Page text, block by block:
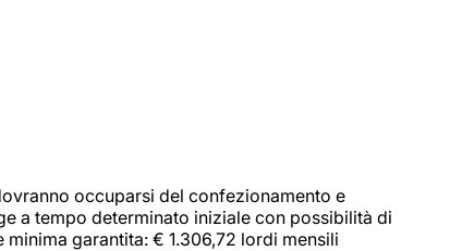
occuparsi del confezionamento e
a tempo determinato iniziale con possibilità di
garantita: € 1.306,72 lordi mensili